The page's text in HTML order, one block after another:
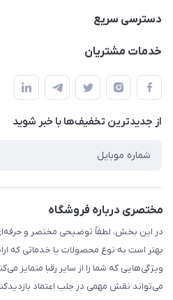
۰۲۱۰۰۰۰۰۰۰۰
دسترسی سریع
حساب کاربری
لیست محصولات
درباره ما
خدمات مشتریان
قوانین و مقررات
حریم خصوصی
راهنما
از جدید‌ترین تخفیف‌ها با‌ خبر شوید
مختصری درباره فروشگاه
در این بخش، لطفاً توضیحی مختصر و
بهتر است به نوع محصولات یا خدماتی که
ویژگی‌هایی که شما را از سایر رقبا متمایز
می‌تواند نقش مهمی در جلب اعتماد